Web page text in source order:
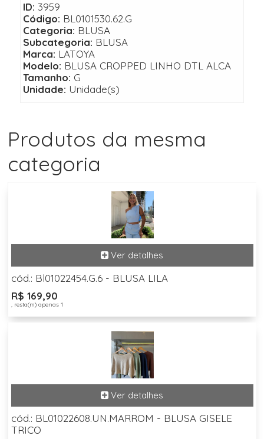
ID: 3959
Código: BL0101530.62.G
Categoria: BLUSA
Subcategoria: BLUSA
Marca: LATOYA
Modelo: BLUSA CROPPED LINHO DTL ALCA
Tamanho: G
Unidade: Unidade(s)
Produtos da mesma
categoria
cód.: Bl01022454.G.6 - BLUSA LILA
R$ 169,90
, resta(m) apenas 1
cód.: BL01022608.UN.MARROM - BLUSA GISELE
TRICO